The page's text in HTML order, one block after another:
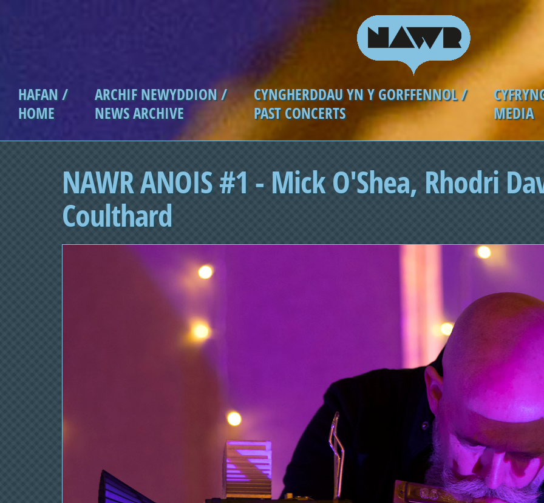
Main menu
HAFAN /
HOME
ARCHIF NEWYDDION /
NEWS ARCHIVE
CYNGHERDDAU YN Y GORFFENNOL /
PAST CONCERTS
MEDIA
NAWR ANOIS #1 - Mick O'Shea, Rhodri
Coulthard